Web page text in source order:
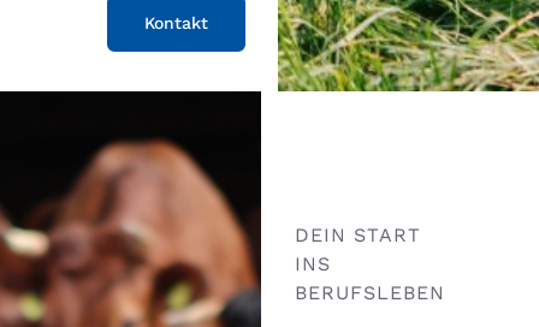
Kontakt
DEIN START
INS
BERUFSLEBEN